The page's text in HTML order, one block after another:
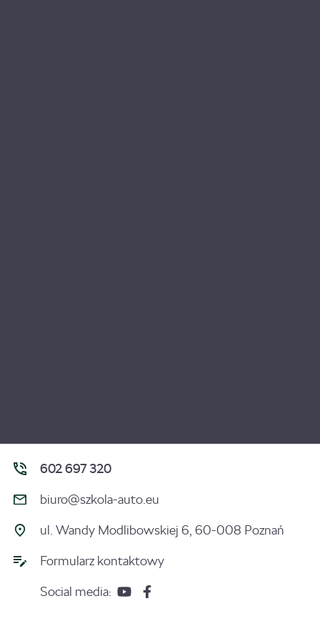
602 697 320
biuro@szkola-auto.eu
ul. Wandy Modlibowskiej 6, 60-008 Poznań
Formularz kontaktowy
Social media: